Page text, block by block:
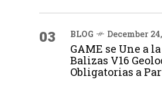
03 BLOG December
GAME se Une a
Balizas V16
Obligatorias a